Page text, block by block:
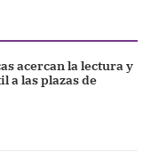
acercan la lectura y
a las plazas de